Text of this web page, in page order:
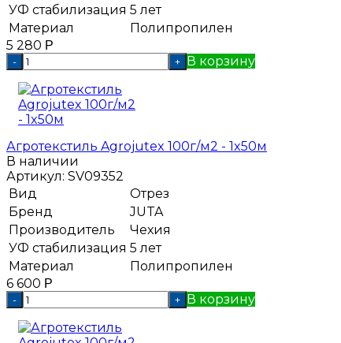
УФ стабилизация 5 лет
Материал
Полипропилен
5 280 Р
- + В корзину
Агротекстиль Agrojutex 100г/м2 - 1x50м
В наличии
Артикул: SV09352
Вид
Отрез
Бренд
JUTA
Производитель
Чехия
УФ стабилизация 5 лет
Материал
Полипропилен
6 600 Р
- + В корзину